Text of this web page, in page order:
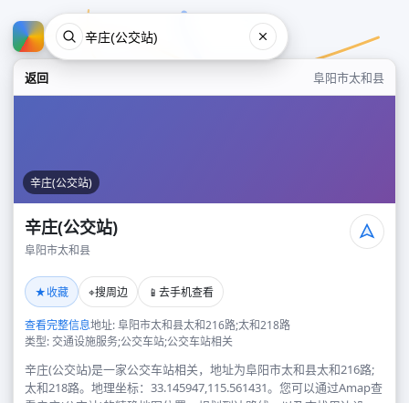
返回 阜阳市太和县
辛庄(公交站)
辛庄(公交站)
阜阳市太和县
★收藏 ⌖搜周边 📱 去手机查看
查看完整信息地址: 阜阳市太和县太和216路;太和218路
类型: 交通设施服务;公交车站;公交车站相关
辛庄(公交站)是一家公交车站相关，地址为阜阳市太和县太和216路;
太和218路。地理坐标：33.145947,115.561431。您可以通过Amap查